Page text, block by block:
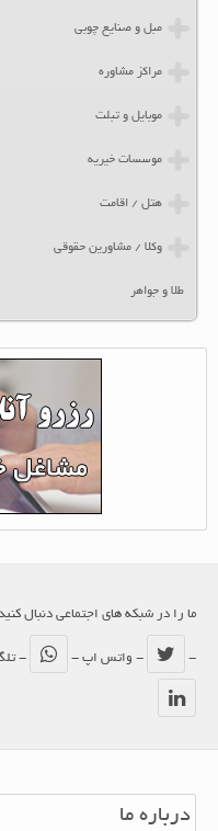
مبل و صنایع چوبی
مراکز مشاوره
موبایل و تبلت
موسسات خیریه
هتل / اقامت
وکلا / مشاورین حقوقی
طلا و جواهر
ما را در شبکه های اجتماعی دنبال
- واتس اپ - -
درباره ما